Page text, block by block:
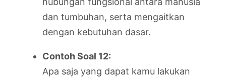
dan tumbuhan, serta mengaitkan
dengan kebutuhan dasar.
Contoh Soal 12:
Apa saja yang dapat kamu lakukan